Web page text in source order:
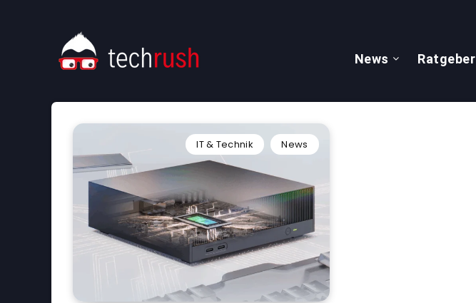
News Ratgeber
IT & Technik News